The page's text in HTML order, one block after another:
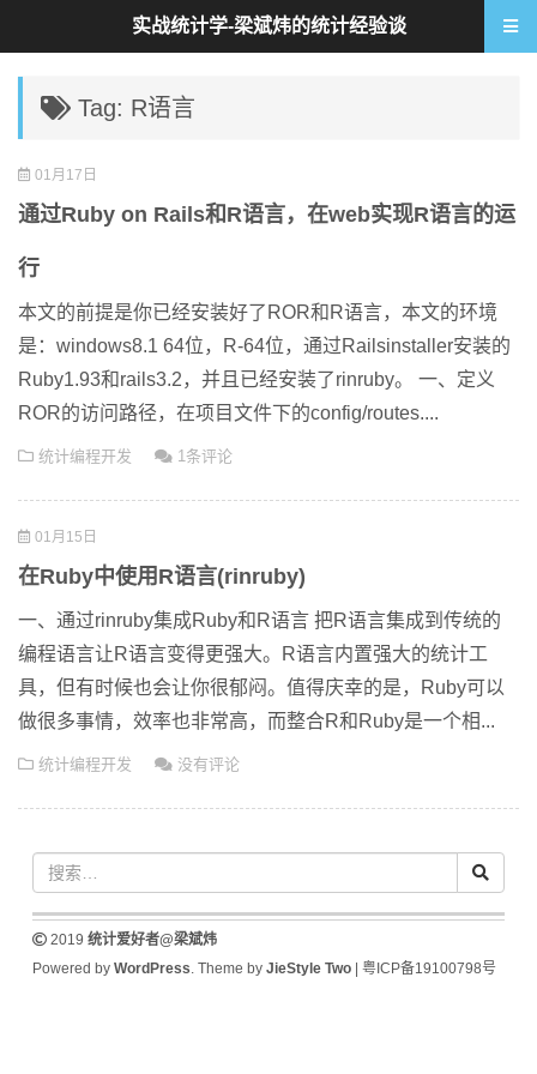
Tag: R语言
01月17日
通过Ruby on Rails和R语言，在web实现R语言的运
行
本文的前提是你已经安装好了ROR和R语言，本文的环境
是：windows8.1 64位，R-64位，通过Railsinstaller安装的
Ruby1.93和rails3.2，并且已经安装了rinruby。 一、定义
ROR的访问路径，在项目文件下的config/routes....
统计编程开发 1条评论
01月15日
在Ruby中使用R语言(rinruby)
一、通过rinruby集成Ruby和R语言 把R语言集成到传统的
编程语言让R语言变得更强大。R语言内置强大的统计工
具，但有时候也会让你很郁闷。值得庆幸的是，Ruby可以
做很多事情，效率也非常高，而整合R和Ruby是一个相...
统计编程开发 没有评论
2019 统计爱好者@梁斌炜
Powered by WordPress. Theme by JieStyle Two| 粤ICP备19100798号
实战统计学-梁斌炜的统计经验谈